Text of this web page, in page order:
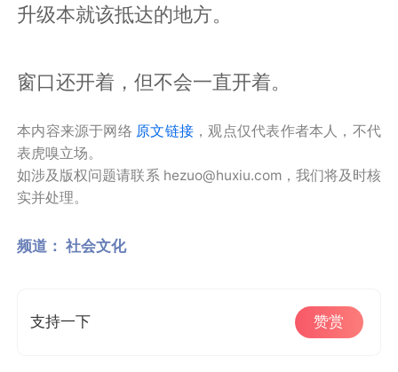
升级本就该抵达的地方。
窗口还开着，但不会一直开着。
本内容来源于网络 原文链接 ，观点仅代表作者本人，不代
表虎嗅立场。
如涉及版权问题请联系 hezuo@huxiu.com，我们将及时核
实并处理。
频道： 社会文化
支持一下 赞赏